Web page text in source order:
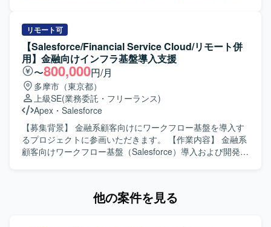
だきたいと考えております。長期的な参画を前提に、継続
的な改善提案や業務理解の深化に取り組んでいただける方
を歓迎いたします。 【ポジションの魅力】 法人向けコンタ
クトセンター領域において、Salesforce Service Cloudや
Data Cloud / Agentforceなどの最新機能を活用した構築プロ
ジェクトに上流から参画できる環境です。PM/PL/SEそれぞ
れのポジションで、大規模案件の推進経験や外部連携を含
む統合案件の知見を深めながら、長期的な視点でキャリア
形成に取り組んでいただけます。 【開発環境】 Salesforce
Service Cloudを中心とした構成にて、CTIや外部システム
とのAPI・SSO・バッチ連携などを含む環境での構築・開発
ApexやAura、もしくはJavaによるWebアプリケーションの
知見を生かし、画面機能を中心とした設計・開発・テスト
を担当していただきます。6月以降は特に開発作業がメイン
となり、仕様を踏まえた実装および単体・結合テストを自
走して進めていただきます。 【求める人物像】 与えられた
タスクを独力でやり切る主体性をお持ちの方を求めていま
す。周囲とコミュニケーションを取りながら、仕様理解や
設計意図を踏まえて開発を進められる方、金融ドメインに
対しても学習意欲を持って取り組んでいただける方が望ま
しいです。 【ポジションの魅力】 大規模なメガバンク向け
システム開発に参画することで、金融業界特有の業務知識
積むことができ、将来的なフルスタック志向のキャリアに
リモート可
【Salesforce/Financial Service Cloud/リモート併
用】金融向けインフラ基盤導入支援
〜800,000円/月
多摩市（東京都）
上級SE(業務委託・フリーランス)
Apex ・ Salesforce
【募集背景】 金融系顧客向けにワークフロー基盤を導入す
るプロジェクトに参画いただきます。 【作業内容】 金融系
顧客向けワークフロー基盤（Salesforce）導入および開発支
ら進んでコミュニケーションを図りながら要件調整ができ
他の案件を見る